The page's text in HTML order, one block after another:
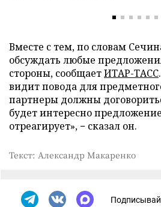
Вместе с тем, по словам
обсуждать любые
стороны, сообщаетИТАР-ТАСС
видит повода для
партнеры должны
будет интересно
отреагирует», − сказал он.
Текст: Александр Макаренко